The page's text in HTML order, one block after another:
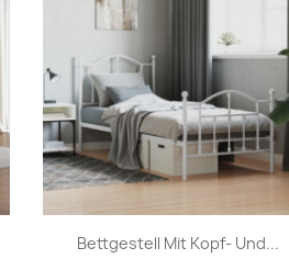
Bettgestell Mit Kopf- Und...
Vorschau